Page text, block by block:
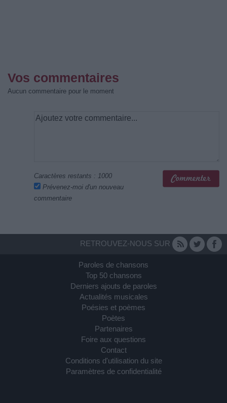
Vos commentaires
Aucun commentaire pour le moment
Caractères restants : 1000
Prévenez-moi d'un nouveau
commentaire
RETROUVEZ-NOUS SUR
Paroles de chansons
Top 50 chansons
Derniers ajouts de paroles
Actualités musicales
Poésies et poèmes
Poètes
Partenaires
Foire aux questions
Contact
Conditions d'utilisation du site
Paramètres de confidentialité